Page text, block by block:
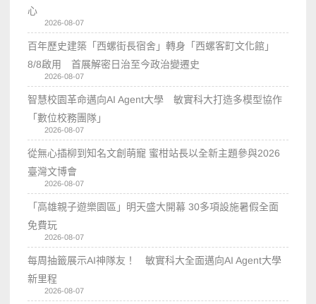
心
2026-08-07
百年歷史建築「西螺街長宿舍」轉身「西螺客町文化館」
8/8啟用 首展解密日治至今政治變遷史
2026-08-07
智慧校園革命邁向AI Agent大學 敏實科大打造多模型協作
「數位校務團隊」
2026-08-07
從無心插柳到知名文創萌寵 蜜柑站長以全新主題參與2026
臺灣文博會
2026-08-07
「高雄親子遊樂園區」明天盛大開幕 30多項設施暑假全面
免費玩
2026-08-07
每周抽籤展示AI神隊友！ 敏實科大全面邁向AI Agent大學
新里程
2026-08-07